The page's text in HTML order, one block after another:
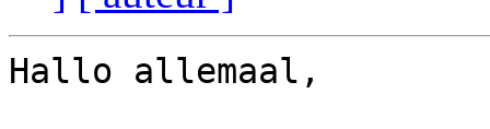
Hallo allemaal,